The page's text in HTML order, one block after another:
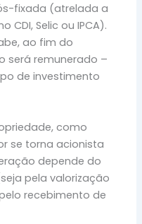
fixada (atrelada a
CDI, Selic ou IPCA).
ao fim do
será remunerado –
de investimento
como
se torna acionista
depende do
pela valorização
recebimento de